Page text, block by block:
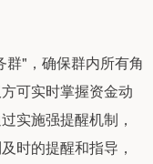
群"，确保群内所有角
可实时掌握资金动
实施强提醒机制，
时的提醒和指导，